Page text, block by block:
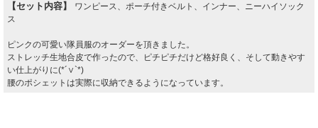
【セット内容】
ワンピース、ポーチ付きベルト、インナー、ニーハイソック
ス
ピンクの可愛い隊員服のオーダーを頂きました。
ストレッチ生地合皮で作ったので、ピチピチだけど格好良く、そして動きやす
い仕上がりに(*´∨`*)
腰のポシェットは実際に収納できるようになっています。